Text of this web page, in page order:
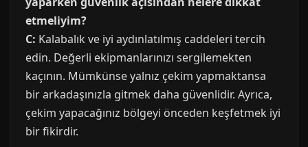
etmeliyim?
C: Kalabalık ve iyi aydınlatılmış caddeleri tercih
edin. Değerli ekipmanlarınızı sergilemekten
kaçının. Mümkünse yalnız çekim yapmaktansa
bir arkadaşınızla gitmek daha güvenlidir. Ayrıca,
çekim yapacağınız bölgeyi önceden keşfetmek iyi
bir fikirdir.